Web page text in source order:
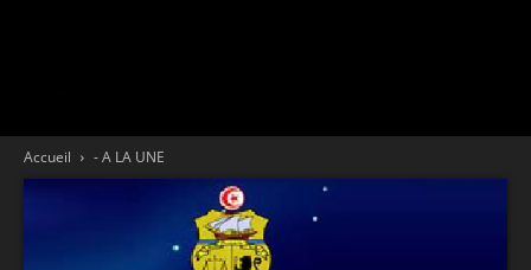
Accueil - A LA UNE